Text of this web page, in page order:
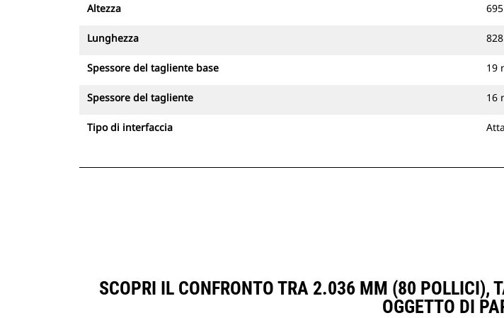
Altezza
Lunghezza
Spessore del tagliente base 19
Spessore del tagliente 16
Tipo di interfaccia
SCOPRI IL CONFRONTO TRA 2.036 MM (80 POLLICI),
OGGETTO DI